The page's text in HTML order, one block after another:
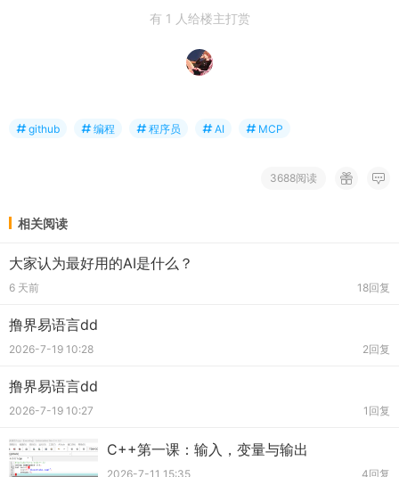
有 1 人给楼主打赏
github 编程 程序员 AI MCP
3688阅读
相关阅读
大家认为最好用的AI是什么？
6 天前 18回复
撸界易语言dd
2026-7-19 10:28 2回复
撸界易语言dd
2026-7-19 10:27 1回复
C++第一课：输入，变量与输出
2026-7-11 15:35 4回复